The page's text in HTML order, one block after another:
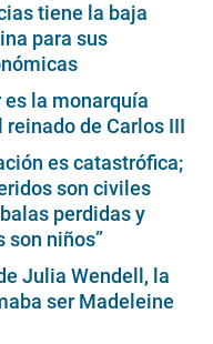
tiene la baja
para sus
es la monarquía
de Carlos III
es catastrófica;
son civiles
perdidas y
son niños”
Julia Wendell, la
ser Madeleine